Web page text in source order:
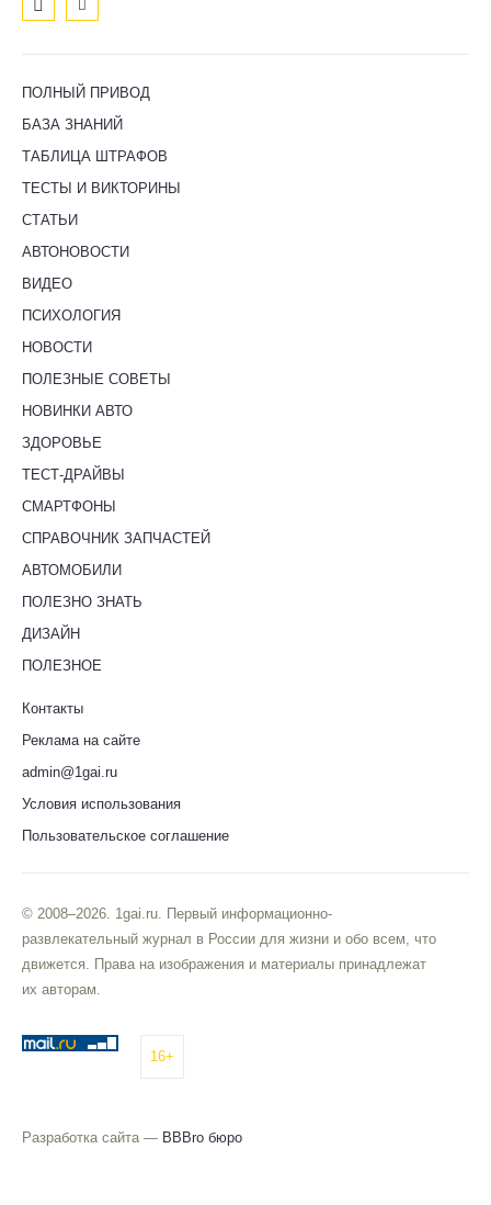
ПОЛНЫЙ ПРИВОД
БАЗА ЗНАНИЙ
ТАБЛИЦА ШТРАФОВ
ТЕСТЫ И ВИКТОРИНЫ
СТАТЬИ
АВТОНОВОСТИ
ВИДЕО
ПСИХОЛОГИЯ
НОВОСТИ
ПОЛЕЗНЫЕ СОВЕТЫ
НОВИНКИ АВТО
ЗДОРОВЬЕ
ТЕСТ-ДРАЙВЫ
СМАРТФОНЫ
СПРАВОЧНИК ЗАПЧАСТЕЙ
АВТОМОБИЛИ
ПОЛЕЗНО ЗНАТЬ
ДИЗАЙН
ПОЛЕЗНОЕ
Контакты
Реклама на сайте
admin@1gai.ru
Условия использования
Пользовательское соглашение
© 2008–2026. 1gai.ru. Первый информационно-
развлекательный журнал в России для жизни и обо всем, что
движется. Права на изображения и материалы принадлежат
их авторам.
16+
Разработка сайта — BBBro бюро